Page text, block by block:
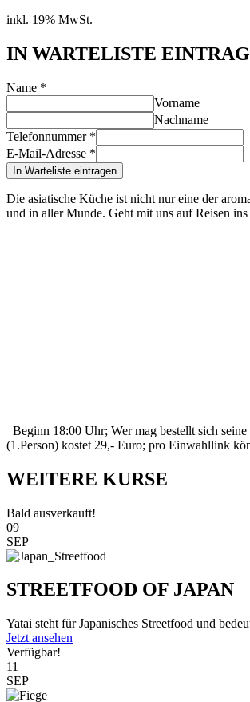
inkl. 19% MwSt.
IN WARTELISTE
Name *
Vorname
Nachname
Telefonnummer *
E-Mail-Adresse *
In Warteliste eintragen
Die asiatische Küche ist nicht nur eine der
und in aller Munde. Geht mit uns auf Reisen
Beginn 18:00 Uhr; Wer mag bestellt sich
(1.Person) kostet 29,- Euro; pro Einwahllink
WEITERE KURSE
Bald ausverkauft!
09
SEP
STREETFOOD OF JAPAN
Yatai steht für Japanisches Streetfood und
Jetzt ansehen
Verfügbar!
11
SEP